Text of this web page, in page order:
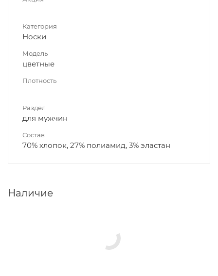
Категория
Носки
Модель
цветные
Плотность
Раздел
для мужчин
Состав
70% хлопок, 27% полиамид, 3% эластан
Наличие